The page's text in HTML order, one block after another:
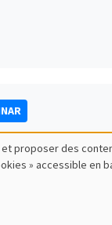
proposer des
» accessible en